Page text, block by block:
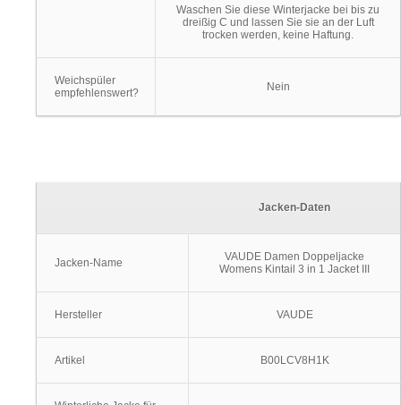
Waschen Sie diese Winterjacke bei bis zu
dreißig C und lassen Sie sie an der Luft
trocken werden, keine Haftung.
Weichspüler
empfehlenswert?
Nein
Jacken-Daten
Jacken-Name
VAUDE Damen Doppeljacke
Womens Kintail 3 in 1 Jacket III
Hersteller VAUDE
Artikel B00LCV8H1K